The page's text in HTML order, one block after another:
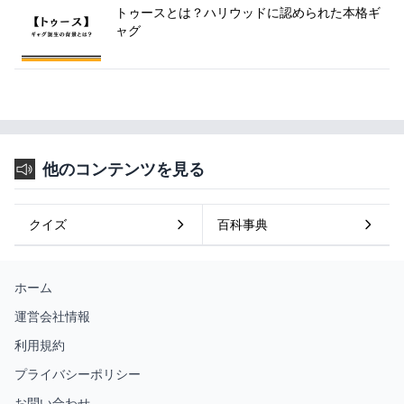
トゥースとは？ハリウッドに認められた本格ギ
ャグ
他のコンテンツを見る
クイズ 百科事典
ホーム
運営会社情報
利用規約
プライバシーポリシー